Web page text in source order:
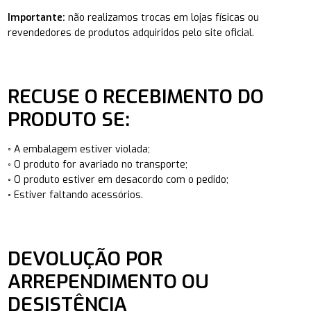
Importante: não realizamos trocas em lojas físicas ou
revendedores de produtos adquiridos pelo site oficial.
RECUSE O RECEBIMENTO DO
PRODUTO SE:
◦ A embalagem estiver violada;
◦ O produto for avariado no transporte;
◦ O produto estiver em desacordo com o pedido;
◦ Estiver faltando acessórios.
DEVOLUÇÃO POR
ARREPENDIMENTO OU
DESISTÊNCIA